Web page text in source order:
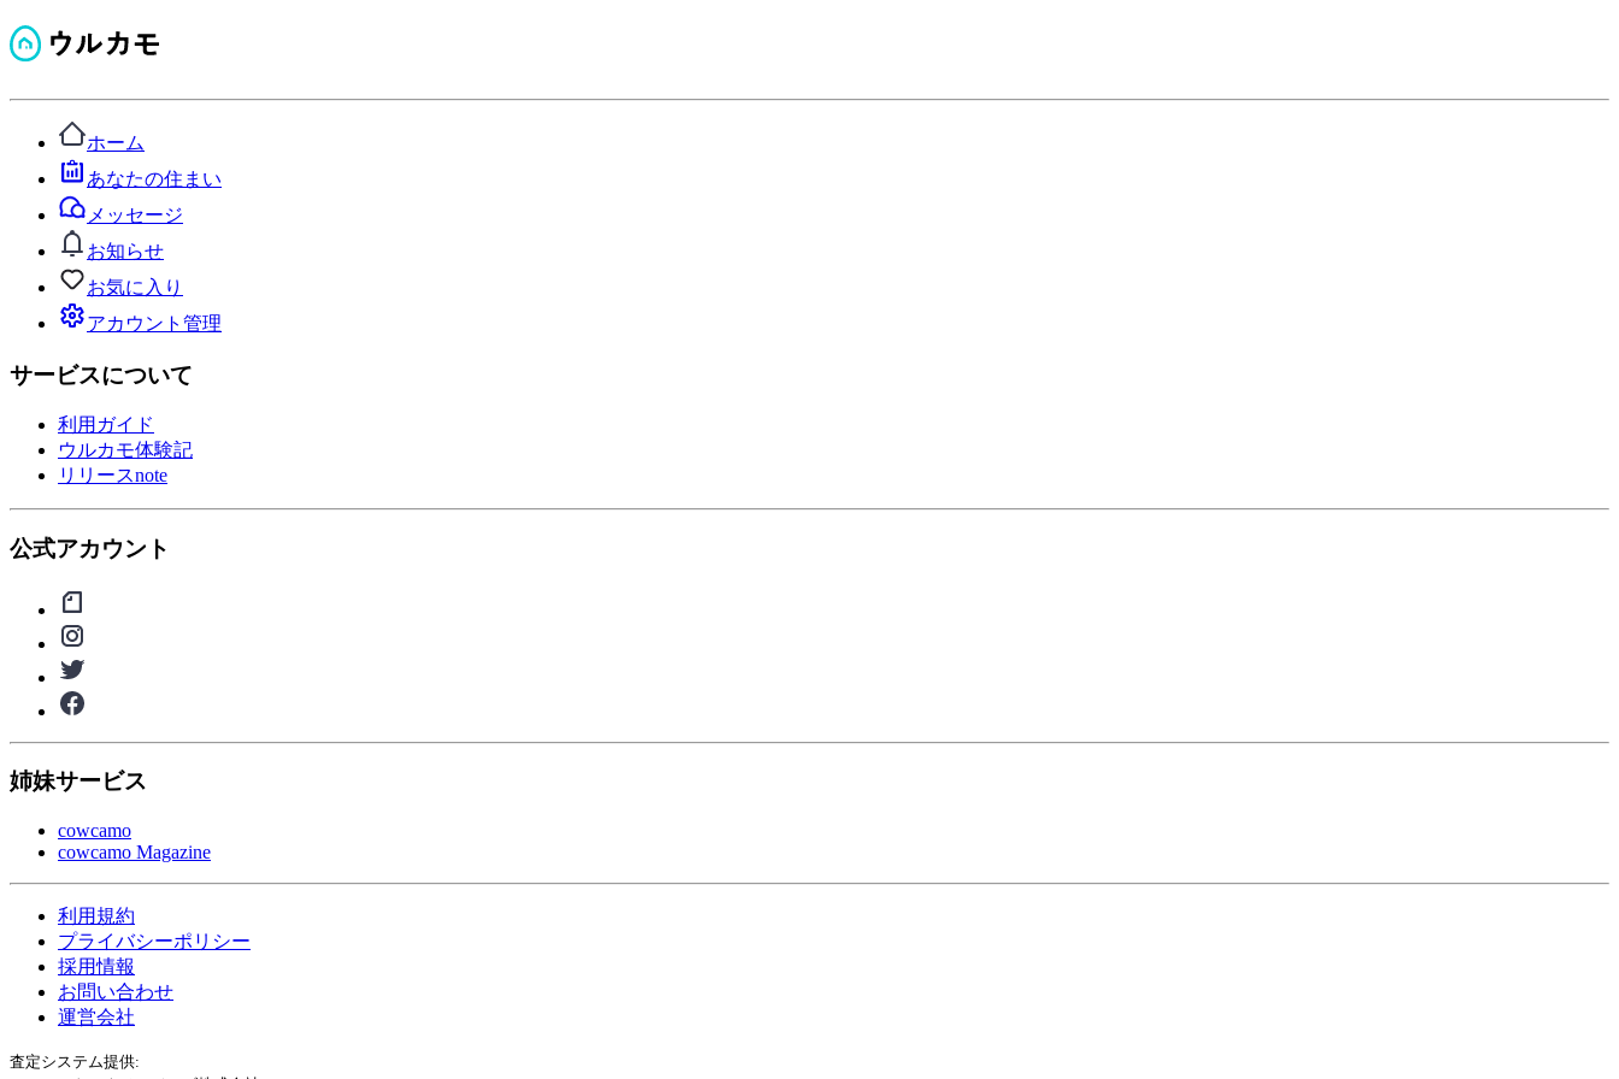
ホーム
あなたの住まい
メッセージ
お知らせ
お気に入り
アカウント管理
サービスについて
利用ガイド
ウルカモ体験記
リリースnote
公式アカウント
姉妹サービス
cowcamo
cowcamo Magazine
利用規約
プライバシーポリシー
採用情報
お問い合わせ
運営会社
査定システム提供: